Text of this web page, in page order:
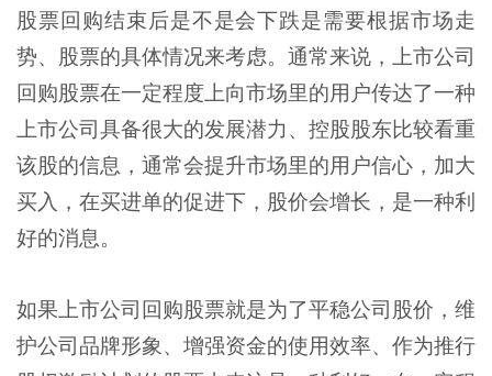
股票回购结束后是不是会下跌是需要根据市场走
势、股票的具体情况来考虑。通常来说，上市公司
回购股票在一定程度上向市场里的用户传达了一种
上市公司具备很大的发展潜力、控股股东比较看重
该股的信息，通常会提升市场里的用户信心，加大
买入，在买进单的促进下，股价会增长，是一种利
好的消息。
如果上市公司回购股票就是为了平稳公司股价，维
护公司品牌形象、增强资金的使用效率、作为推行